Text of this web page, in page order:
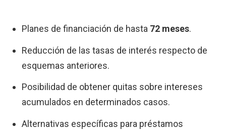
Planes de financiación de hasta 72 meses.
Reducción de las tasas de interés respecto de
esquemas anteriores.
Posibilidad de obtener quitas sobre intereses
acumulados en determinados casos.
Alternativas específicas para préstamos